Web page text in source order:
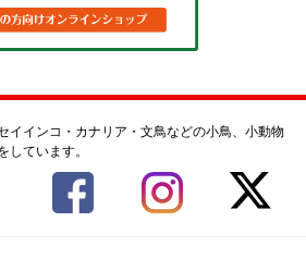
イインコ・カナリア・文鳥などの小鳥、小動物
しています。